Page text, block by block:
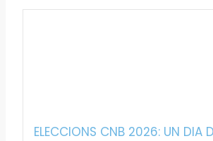
ELECCIONS CNB 2026: UN DIA